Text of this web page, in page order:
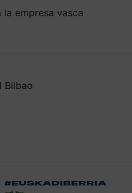
empresa vasca
Bilbao